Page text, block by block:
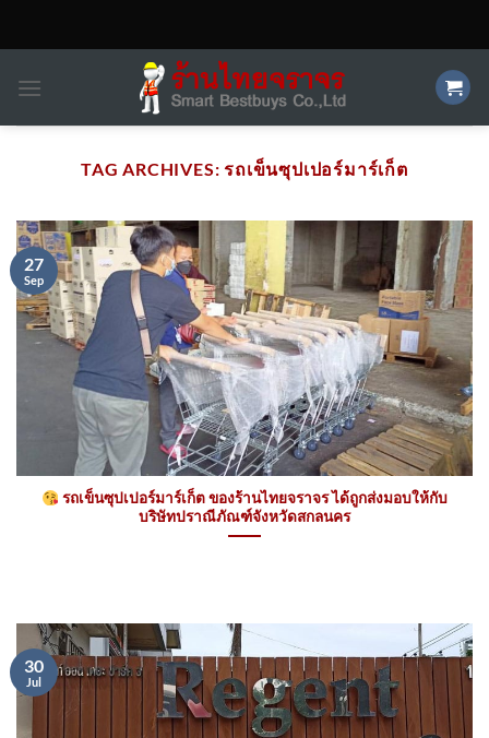
TAG ARCHIVES:รถเข็นซุปเปอร์มาร์เก็ต
รถเข็นซุปเปอร์มาร์เก็ต ของร้านไทยจราจร ได้ถูกส่งมอบให้กับ
บริษัทปราณีภัณฑ์จังหวัดสกลนคร
27
Sep
30
Jul